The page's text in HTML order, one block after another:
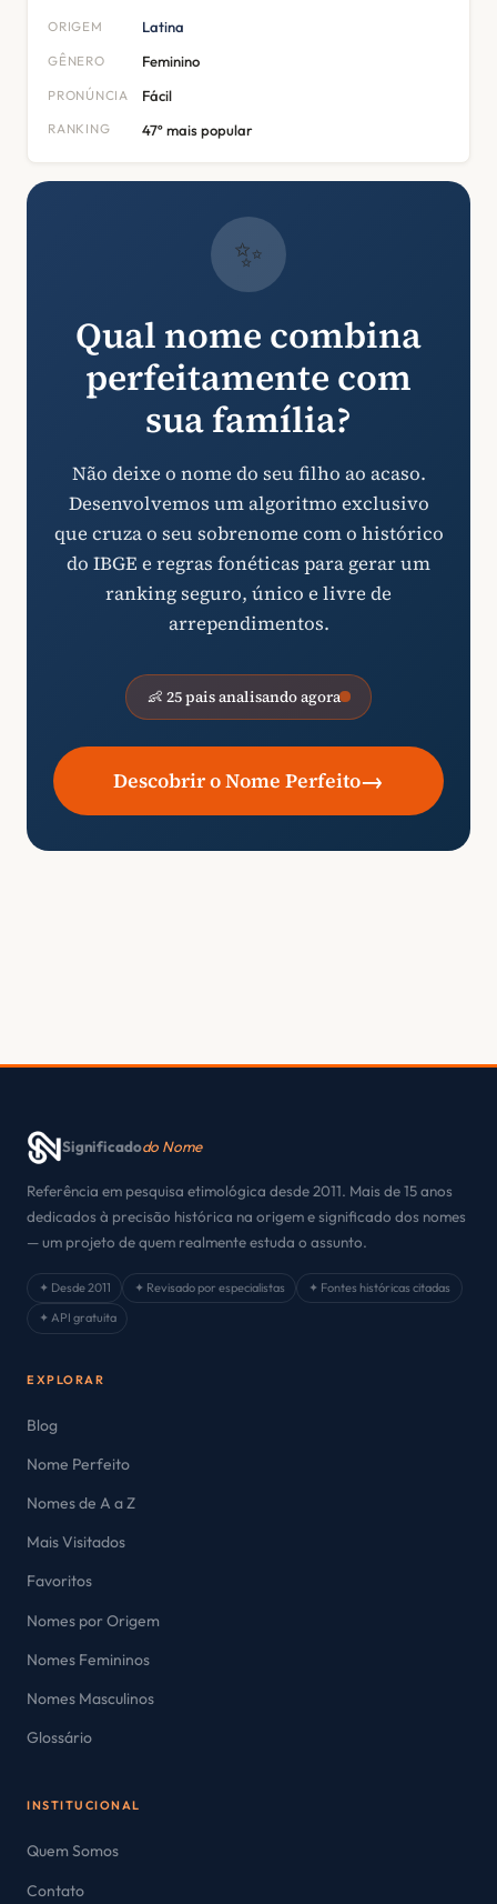
ORIGEM Latina
GÊNERO Feminino
PRONÚNCIA Fácil
RANKING 47º mais popular
✨
Qual nome combina
perfeitamente com
sua família?
Não deixe o nome do seu filho ao acaso.
Desenvolvemos um algoritmo exclusivo
que cruza o seu sobrenome com o histórico
do IBGE e regras fonéticas para gerar um
ranking seguro, único e livre de
arrependimentos.
👶 25 pais analisando agora
Descobrir o Nome Perfeito→
Significadodo Nome
Referência em pesquisa etimológica desde 2011. Mais de 15 anos
dedicados à precisão histórica na origem e significado dos nomes
— um projeto de quem realmente estuda o assunto.
✦ Desde 2011 ✦ Revisado por especialistas
✦ Fontes históricas citadas
✦ API gratuita
EXPLORAR
Blog
Nome Perfeito
Nomes de A a Z
Mais Visitados
Favoritos
Nomes por Origem
Nomes Femininos
Nomes Masculinos
Glossário
INSTITUCIONAL
Quem Somos
Contato